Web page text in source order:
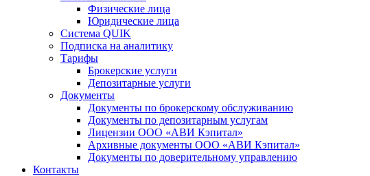
Физические лица
Юридические лица
Система QUIK
Подписка на аналитику
Тарифы
Брокерские услуги
Депозитарные услуги
Документы
Документы по брокерскому обслуживанию
Документы по депозитарным услугам
Лицензии ООО «АВИ Кэпитал»
Архивные документы ООО «АВИ Кэпитал»
Документы по доверительному управлению
Контакты